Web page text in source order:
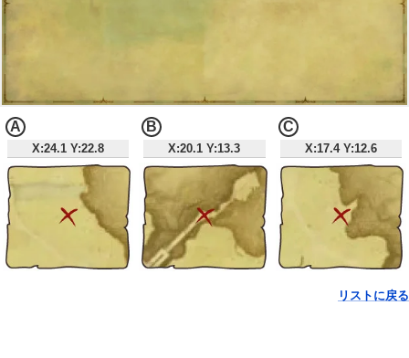
X:24.1 Y:22.8
A
X:20.1 Y:13.3
B
X:17.4 Y:12.6
C
リストに戻る